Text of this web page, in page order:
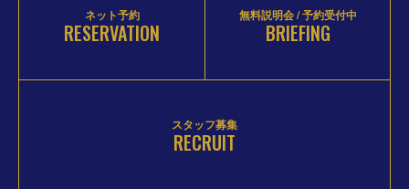
ネット予約
RESERVATION
無料説明会 / 予約受付中
BRIEFING
スタッフ募集
RECRUIT